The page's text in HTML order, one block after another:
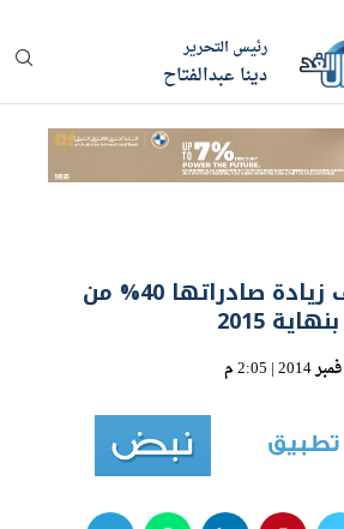
رئيس التحرير
دينا عبدالفتاح
روبكس تستهدف زيادة صادراتها 40% من
2015